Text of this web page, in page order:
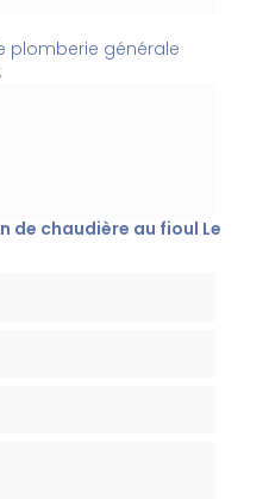
plomberie générale
de chaudière au fioul Le